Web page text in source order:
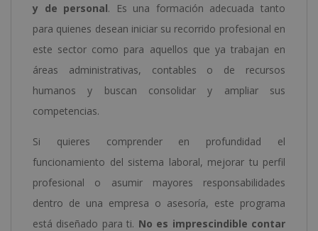
y de personal. Es una formación adecuada tanto
para quienes desean iniciar su recorrido profesional en
este sector como para aquellos que ya trabajan en
áreas administrativas, contables o de recursos
humanos y buscan consolidar y ampliar sus
competencias.
Si quieres comprender en profundidad el
funcionamiento del sistema laboral, mejorar tu perfil
profesional o asumir mayores responsabilidades
dentro de una empresa o asesoría, este programa
está diseñado para ti. No es imprescindible contar